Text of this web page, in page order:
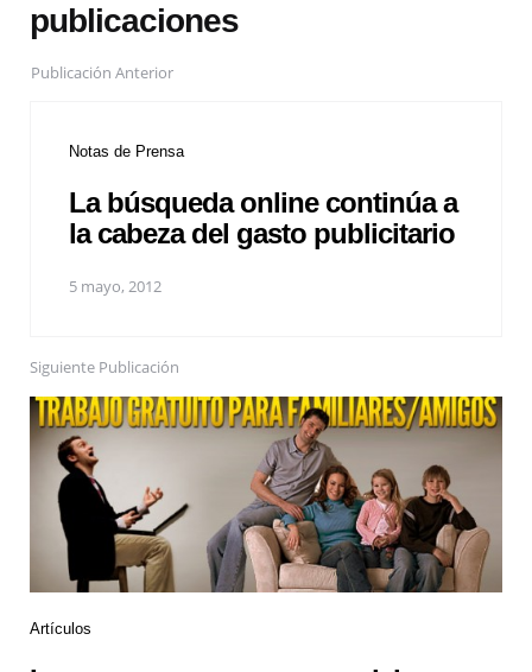
publicaciones
Publicación Anterior
Notas de Prensa
La búsqueda online continúa a
la cabeza del gasto publicitario
5 mayo, 2012
Siguiente Publicación
Artículos